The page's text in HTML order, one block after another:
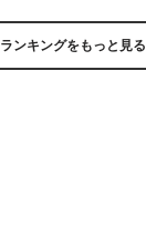
ランキングをもっと見る